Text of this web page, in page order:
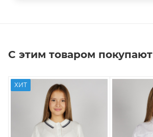
С этим товаром покупают
ХИТ